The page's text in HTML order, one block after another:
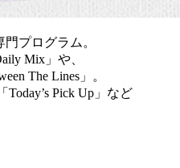
プログラム。
Mix」や、
The Lines」。
Pick Up」など